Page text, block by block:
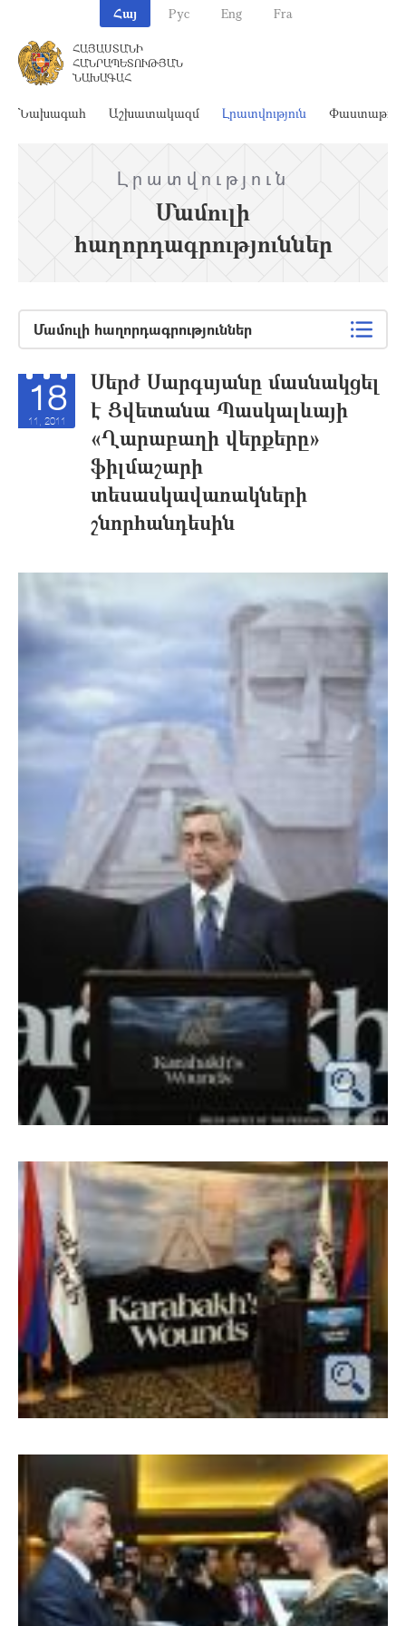
Հայ Рус Eng Fra
ՀԱՅԱՍՏԱՆԻ
ՀԱՆՐԱՊԵՏՈՒԹՅԱՆ
ՆԱԽԱԳԱՀ
Նախագահ Աշխատակազմ Լրատվություն
Լրատվություն
Մամուլի
հաղորդագրություններ
Մամուլի հաղորդագրություններ
18
11, 2011
Սերժ Սարգսյանը մասնակցել
է Ցվետանա Պասկալևայի
«Ղարաբաղի վերքերը»
ֆիլմաշարի
տեսասկավառակների
շնորհանդեսին